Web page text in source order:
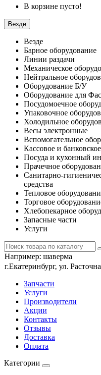
В корзине пусто!
Везде
Везде
Барное оборудование
Линии раздачи
Механическое
Нейтральное
Оборудование Б/У
Оборудование для
Посудомоечное
Упаковочное
Холодильное
Весы электронные
Вспомогательное
Кассовое и
Посуда и кухонный
Прачечное
Санитарно-
средства
Тепловое
Торговое
Хлебопекарное
Запасные части
Услуги
Например: шаверма
г.Екатеринбург, ул.
Запчасти
Услуги
Производители
Акции
Контакты
Отзывы
Доставка
Оплата
Категории